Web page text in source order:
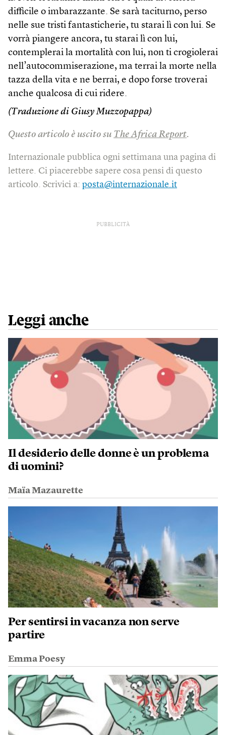
difficile o imbarazzante. Se sarà taciturno, perso
nelle sue tristi fantasticherie, tu starai lì con lui. Se
vorrà piangere ancora, tu starai lì con lui,
contemplerai la mortalità con lui, non ti crogiolerai
nell’autocommiserazione, ma terrai la morte nella
tazza della vita e ne berrai, e dopo forse troverai
anche qualcosa di cui ridere.
(Traduzione di Giusy Muzzopappa)
Questo articolo è uscito su The Africa Report.
Internazionale pubblica ogni settimana una pagina di
lettere. Ci piacerebbe sapere cosa pensi di questo
articolo. Scrivici a: posta@internazionale.it
PUBBLICITÀ
Leggi anche
Il desiderio delle donne è un problema
di uomini?
Maïa Mazaurette
Per sentirsi in vacanza non serve
partire
Emma Poesy